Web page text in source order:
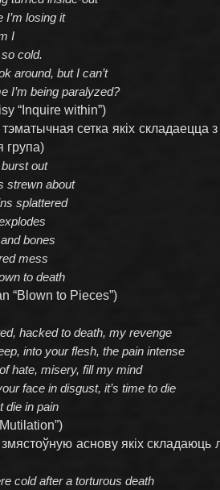
I’m losing it
I
cold.
around, but I can’t
I’m being paralyzed?
“Inquire within”)
сетка якіх складаецца
група)
out
strewn about
splattered
bones
mess
to death
“Blown to Pieces”)
hacked to death, my revenge
into your flesh, the pain intense
hate, misery, fill my mind
face in disgust, it’s time to die
die in pain
аснову якіх складаюць
cold after a torturous death